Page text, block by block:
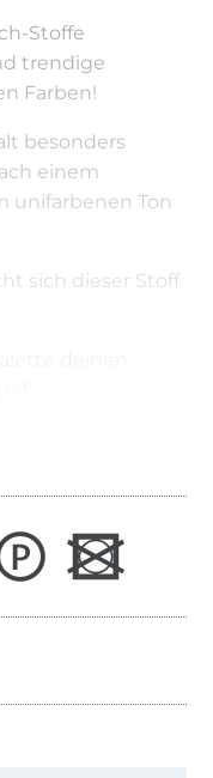
Stoffe
trendige
Farben!
besonders
einem
unifarbenen Ton
sich dieser Stoff